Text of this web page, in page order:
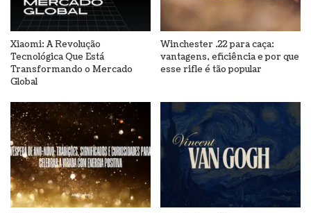
Xiaomi: A Revolução
Tecnológica Que Está
Transformando o Mercado
Global
Winchester .22 para caça:
vantagens, eficiência e por que
esse rifle é tão popular